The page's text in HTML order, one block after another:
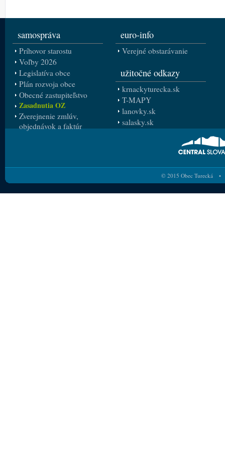
samospráva
Príhovor starostu
Voľby 2026
Legislatíva obce
Plán rozvoja obce
Obecné zastupiteľstvo
Zasadnutia OZ
Zverejnenie zmlúv,
objednávok a faktúr
euro-info
Verejné obstarávanie
užitočné odkazy
krnackyturecka.sk
T-MAPY
lanovky.sk
salasky.sk
© 2015 Obec Turecká